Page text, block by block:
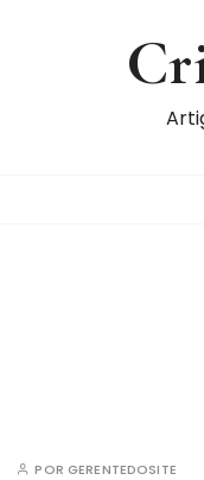
POR GERENTEDOSITE